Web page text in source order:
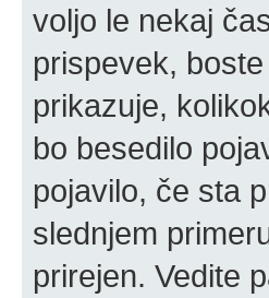
voljo le nekaj
prispevek,
prikazuje,
bo besedilo
pojavilo, če sta
slednjem
prirejen. Vedite